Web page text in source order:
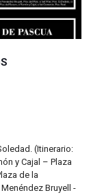
(Itinerario:
y Cajal – Plaza
de la
Bruyell -